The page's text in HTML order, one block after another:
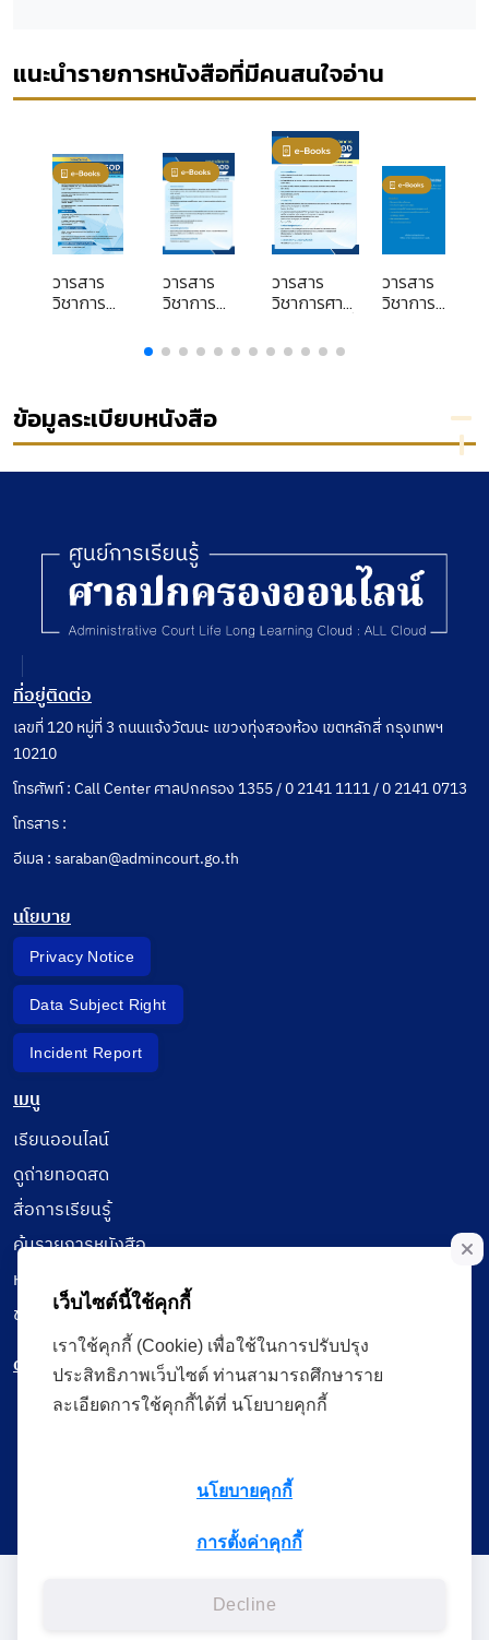
แนะนำรายการหนังสือที่มีคนสนใจอ่าน
วารสาร
วิชาการ
(มกราคม-
เมษายน)
2569
วารสาร
วิชาการ
ปกครอง
ปีที่ 25
(กันยายน-
ธันวาคม)
2568
วารสาร
วิชาการศาล
25 ฉบับที่ 2
(พฤษภาคม-
วารสาร
วิชาการ
ธันวาคม)
2544
ข้อมูลระเบียบหนังสือ
ที่อยู่ติดต่อ
เลขที่ 120 หมู่ที่ 3 ถนนแจ้งวัฒนะ แขวงทุ่งสองห้อง เขตหลักสี่ กรุงเทพฯ
10210
โทรศัพท์ : Call Center ศาลปกครอง 1355 / 0 2141 1111 / 0 2141 0713
โทรสาร :
อีเมล : saraban@admincourt.go.th
นโยบาย
Privacy Notice
Data Subject Right
Incident Report
เมนู
เรียนออนไลน์
ดูถ่ายทอดสด
สื่อการเรียนรู้
ค้นรายการหนังสือ
หนังสืออิเล็กทรอนิกส์
ข้อมูลผู้ใช้งาน
ดาวน์โหลดใช้งานบนแอปพลิเคชัน
แบบสอบถามความพึงพอใจ
ศาลปกครอง.All Rights Reserverd
เว็บไซต์นี้ใช้คุกกี้
เราใช้คุกกี้ (Cookie) เพื่อใช้ในการปรับปรุง
ประสิทธิภาพเว็บไซต์ ท่านสามารถศึกษาราย
ละเอียดการใช้คุกกี้ได้ที่ นโยบายคุกกี้
นโยบายคุกกี้
การตั้งค่าคุกกี้
Decline